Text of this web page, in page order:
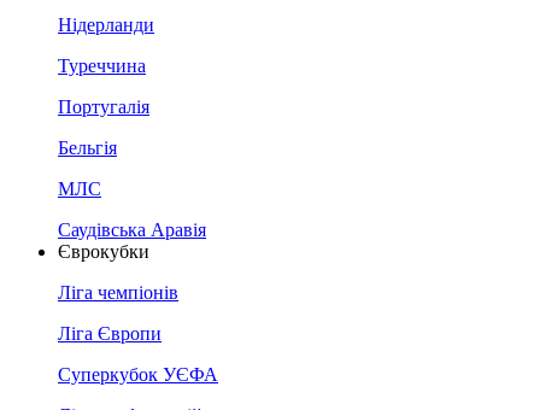
Нідерланди
Туреччина
Португалія
Бельгія
МЛС
Саудівська Аравія
Єврокубки
Ліга чемпіонів
Ліга Європи
Суперкубок УЄФА